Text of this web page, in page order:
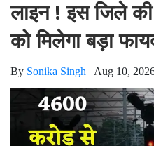
लाइन ! इस जिले की
को मिलेगा बड़ा
By Sonika Singh | Aug 10,